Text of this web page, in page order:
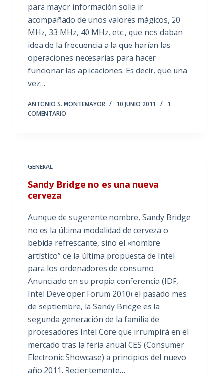
para mayor información solía ir
acompañado de unos valores mágicos, 20
MHz, 33 MHz, 40 MHz, etc., que nos daban
idea de la frecuencia a la que harían las
operaciones necesarias para hacer
funcionar las aplicaciones. Es decir, que una
vez…
ANTONIO S. MONTEMAYOR 10 JUNIO 2011
1
COMENTARIO
GENERAL
Sandy Bridge no es una nueva
cerveza
Aunque de sugerente nombre, Sandy Bridge
no es la última modalidad de cerveza o
bebida refrescante, sino el «nombre
artístico” de la última propuesta de Intel
para los ordenadores de consumo.
Anunciado en su propia conferencia (IDF,
Intel Developer Forum 2010) el pasado mes
de septiembre, la Sandy Bridge es la
segunda generación de la familia de
procesadores Intel Core que irrumpirá en el
mercado tras la feria anual CES (Consumer
Electronic Showcase) a principios del nuevo
año 2011. Recientemente…